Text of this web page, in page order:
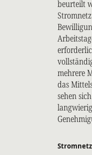
beurteilt
mehrere
das
sehen